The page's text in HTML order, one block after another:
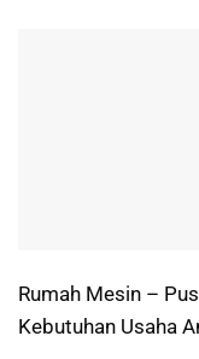
Rumah Mesin –
Kebutuhan Usaha